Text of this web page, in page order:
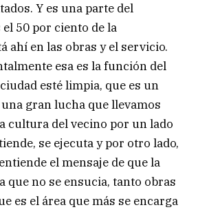
Y es una parte del
50 por ciento de la
ahí en las obras y el servicio.
esa es la función del
esté limpia, que es un
gran lucha que llevamos
cultura del vecino por un lado
se ejecuta y por otro lado,
el mensaje de que la
que no se ensucia, tanto obras
es el área que más se encarga